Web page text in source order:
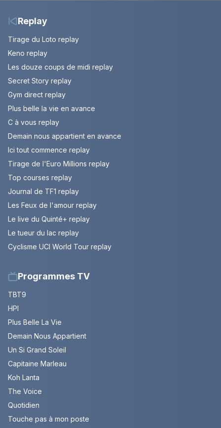
Replay
Tirage du Loto replay
Keno replay
Les douze coups de midi replay
Secret Story replay
Gym direct replay
Plus belle la vie en avance
C à vous replay
Demain nous appartient en avance
Ici tout commence replay
Tirage de l'Euro Millions replay
Top courses replay
Journal de TF1 replay
Les Feux de l'amour replay
Le live du Quinté+ replay
Le tueur du lac replay
Cyclisme UCI World Tour replay
Programmes TV
TBT9
HPI
Plus Belle La Vie
Demain Nous Appartient
Un Si Grand Soleil
Capitaine Marleau
Koh Lanta
The Voice
Quotidien
Touche pas à mon poste